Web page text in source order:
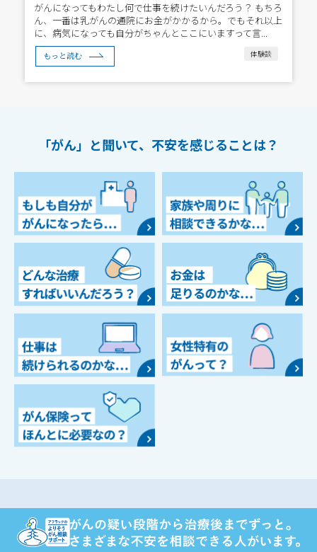
がんになってもわたし何で仕事を続けたいんだろう？ もちろ
ん、一番は乳がんの通院にお金がかかるから。でもそれ以上
に、病気になっても自分がちゃんとここにいますって言...
もっと読む 体験談
「がん」と聞いて、 不安を感じることは？